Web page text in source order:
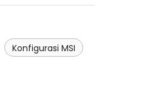
Konfigurasi MSI